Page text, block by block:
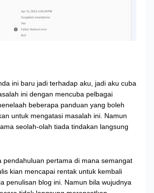
ini baru jadi terhadap aku, jadi aku cuba
ini dengan mencuba pelbagai
beberapa panduan yang boleh
untuk mengatasi masalah ini. Namun
seolah-olah tiada tindakan langsung
pendahuluan pertama di mana semangat
kian mencapai rentak untuk kembali
penulisan blog ini. Namun bila wujudnya